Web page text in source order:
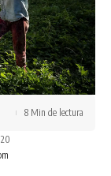
8 Min de lectura